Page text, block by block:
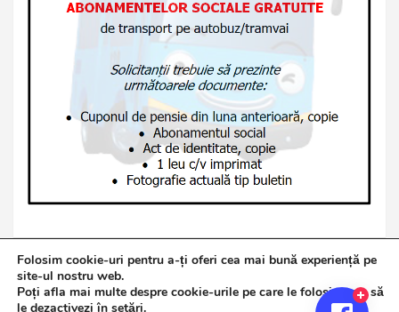
Copyright © 2026Jurnalul de Brăila
Folosim cookie-uri pentru a-ți oferi cea mai bună experiență pe
site-ul nostru web.
Poți afla mai multe despre cookie-urile pe care le folosim sau să
le dezactivezi în setări.